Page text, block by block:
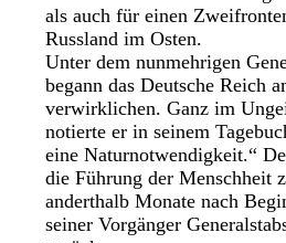
als auch für einen
Russland im Osten.
Unter dem nunmehrigen
begann das Deutsche Reich
verwirklichen. Ganz im
notierte er in seinem
eine Naturnotwendigkeit.“
die Führung der Menschheit
anderthalb Monate nach
seiner Vorgänger